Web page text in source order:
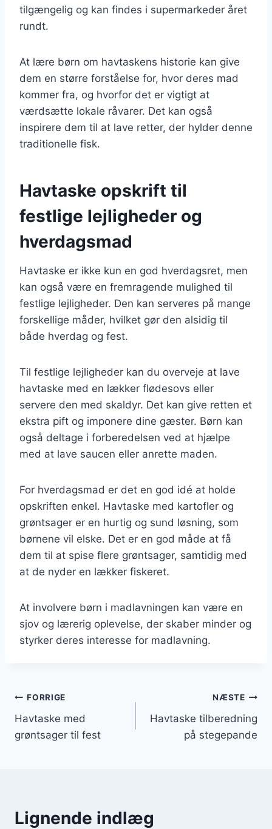
tilgængelig og kan findes i supermarkeder året
rundt.
At lære børn om havtaskens historie kan give
dem en større forståelse for, hvor deres mad
kommer fra, og hvorfor det er vigtigt at
værdsætte lokale råvarer. Det kan også
inspirere dem til at lave retter, der hylder denne
traditionelle fisk.
Havtaske opskrift til
festlige lejligheder og
hverdagsmad
Havtaske er ikke kun en god hverdagsret, men
kan også være en fremragende mulighed til
festlige lejligheder. Den kan serveres på mange
forskellige måder, hvilket gør den alsidig til
både hverdag og fest.
Til festlige lejligheder kan du overveje at lave
havtaske med en lækker flødesovs eller
servere den med skaldyr. Det kan give retten et
ekstra pift og imponere dine gæster. Børn kan
også deltage i forberedelsen ved at hjælpe
med at lave saucen eller anrette maden.
For hverdagsmad er det en god idé at holde
opskriften enkel. Havtaske med kartofler og
grøntsager er en hurtig og sund løsning, som
børnene vil elske. Det er en god måde at få
dem til at spise flere grøntsager, samtidig med
at de nyder en lækker fiskeret.
At involvere børn i madlavningen kan være en
sjov og lærerig oplevelse, der skaber minder og
styrker deres interesse for madlavning.
Indlægsnavigation
FORRIGE
Havtaske med
grøntsager til fest
NÆSTE
Havtaske tilberedning
på stegepande
Lignende indlæg